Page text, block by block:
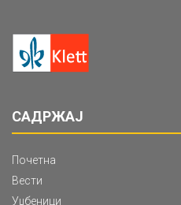
САДРЖАЈ
Почетна
Вести
Уџбеници